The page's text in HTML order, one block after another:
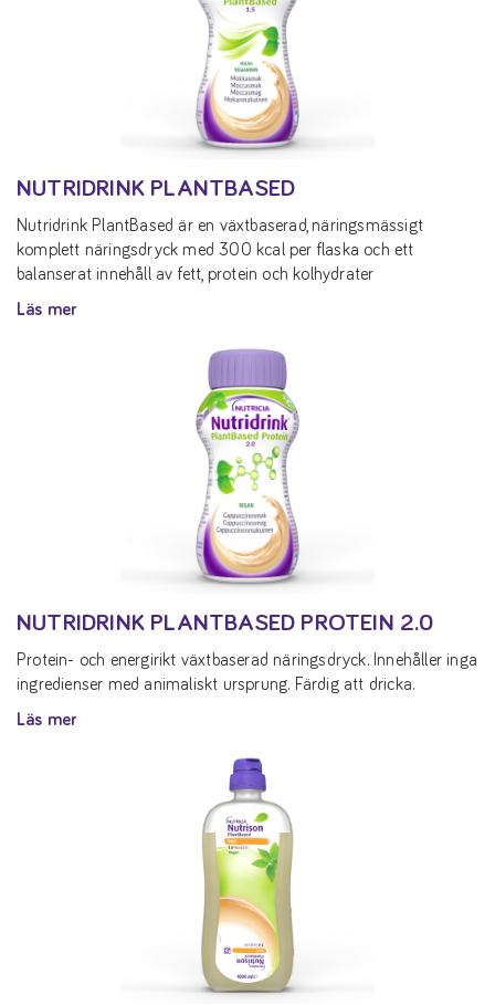
NUTRIDRINK PLANTBASED
Nutridrink PlantBased är en växtbaserad, näringsmässigt
komplett näringsdryck med 300 kcal per flaska och ett
balanserat innehåll av fett, protein och kolhydrater
Läs mer
NUTRIDRINK PLANTBASED PROTEIN 2.0
Protein- och energirikt växtbaserad näringsdryck. Innehåller inga
ingredienser med animaliskt ursprung. Färdig att dricka.
Läs mer